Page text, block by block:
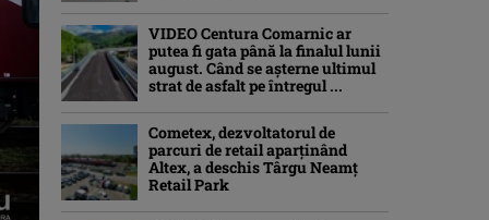
VIDEO Centura Comarnic ar
putea fi gata până la finalul lunii
august. Când se așterne ultimul
strat de asfalt pe întregul ...
Cometex, dezvoltatorul de
parcuri de retail aparținând
Altex, a deschis Târgu Neamț
Retail Park